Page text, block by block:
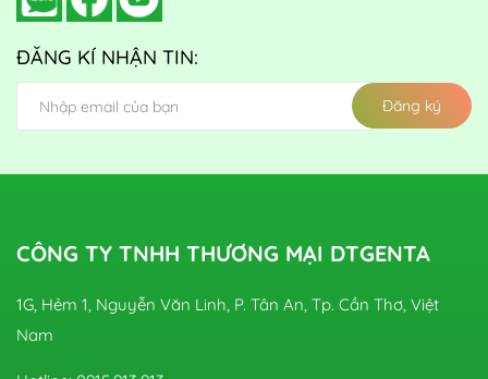
ĐĂNG KÍ NHẬN TIN:
Đăng ký
CÔNG TY TNHH THƯƠNG MẠI DTGENTA
1G, Hẻm 1, Nguyễn Văn Linh, P. Tân An, Tp. Cần Thơ, Việt
Nam